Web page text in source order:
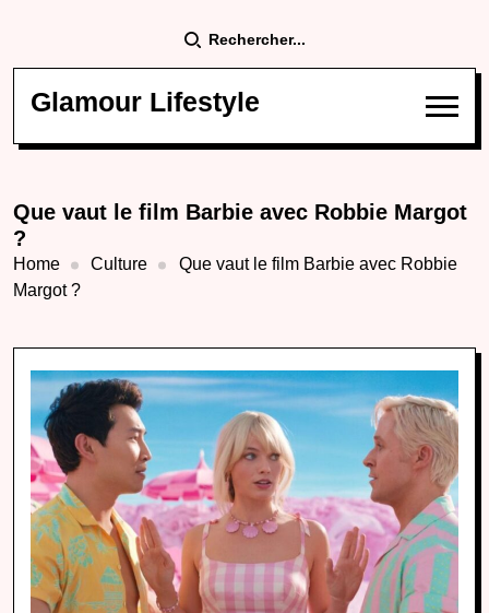
Rechercher...
Glamour Lifestyle
Que vaut le film Barbie avec Robbie Margot
?
Home Culture
Que vaut le film Barbie avec Robbie
Margot ?